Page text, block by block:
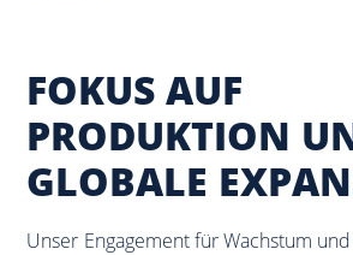
FOKUS AUF
PRODUKTION
GLOBALE
Unser Engagement für Wachstum